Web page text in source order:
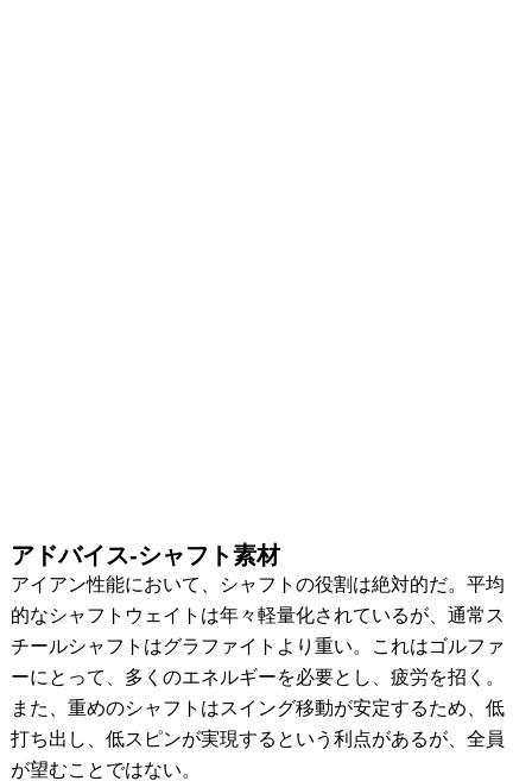
アドバイス-シャフト素材
アイアン性能において、シャフトの役割は絶対的だ。平均
的なシャフトウェイトは年々軽量化されているが、通常ス
チールシャフトはグラファイトより重い。これはゴルファ
ーにとって、多くのエネルギーを必要とし、疲労を招く。
また、重めのシャフトはスイング移動が安定するため、低
打ち出し、低スピンが実現するという利点があるが、全員
が望むことではない。